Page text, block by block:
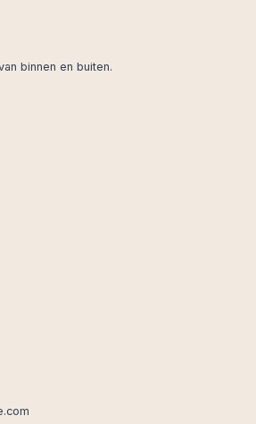
binnen en buiten.